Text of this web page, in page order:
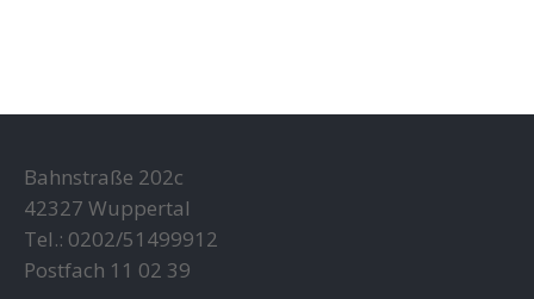
Bahnstraße 202c
42327 Wuppertal
Tel.: 0202/51499912
Postfach 11 02 39